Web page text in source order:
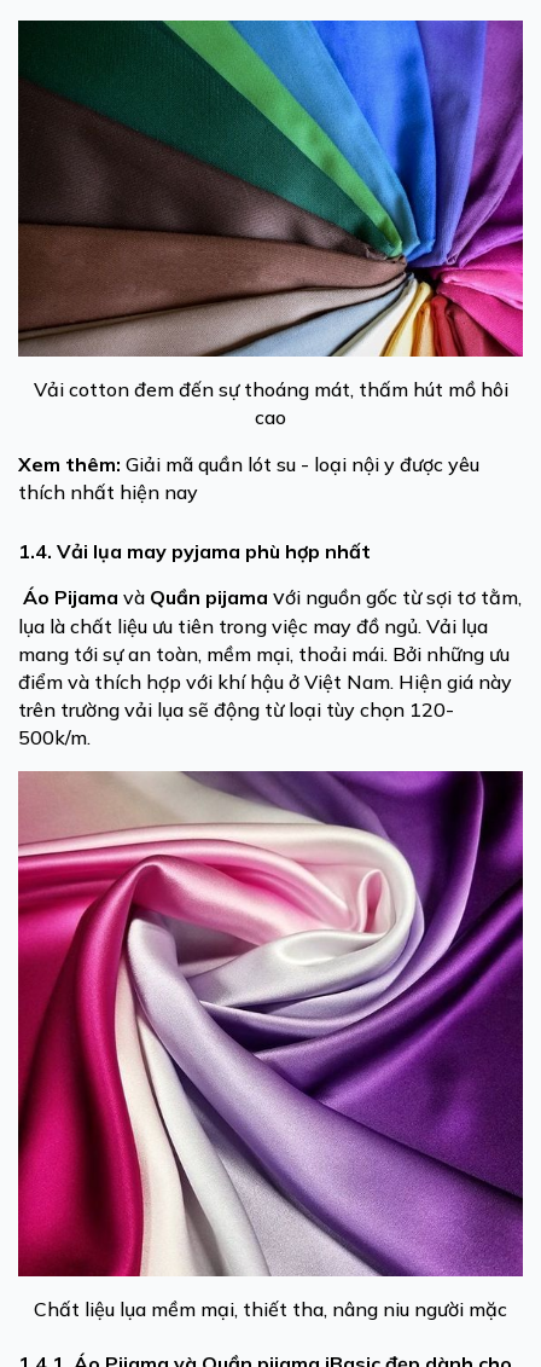
Vải cotton đem đến sự thoáng mát, thấm hút mồ hôi
cao
Xem thêm: Giải mã quần lót su - loại nội y được yêu
thích nhất hiện nay
1.4. Vải lụa may pyjama phù hợp nhất
Áo Pijama và Quần pijama với nguồn gốc từ sợi tơ tằm,
lụa là chất liệu ưu tiên trong việc may đồ ngủ. Vải lụa
mang tới sự an toàn, mềm mại, thoải mái. Bởi những ưu
điểm và thích hợp với khí hậu ở Việt Nam. Hiện giá này
trên trường vải lụa sẽ động từ loại tùy chọn 120-
500k/m.
Chất liệu lụa mềm mại, thiết tha, nâng niu người mặc